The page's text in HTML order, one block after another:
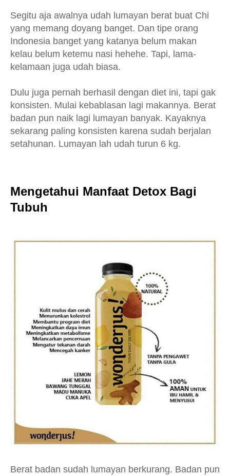
Segitu aja awalnya udah lumayan berat buat Chi
yang memang doyang banget. Dan tipe orang
Indonesia banget yang katanya belum makan
kelau belum ketemu nasi hehehe. Tapi, lama-
kelamaan juga udah biasa.
Dulu juga pernah berhasil dengan diet ini, tapi gak
konsisten. Mulai kebablasan lagi makannya. Berat
badan pun naik lagi lumayan banyak. Kayaknya
sekarang paling konsisten karena sudah berjalan
setahunan. Lumayan lah udah turun 6 kg.
Mengetahui Manfaat Detox Bagi
Tubuh
Berat badan sudah lumayan berkurang. Badan pun